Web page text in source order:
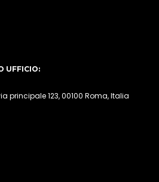
UFFICIO:
principale 123, 00100 Roma, Italia